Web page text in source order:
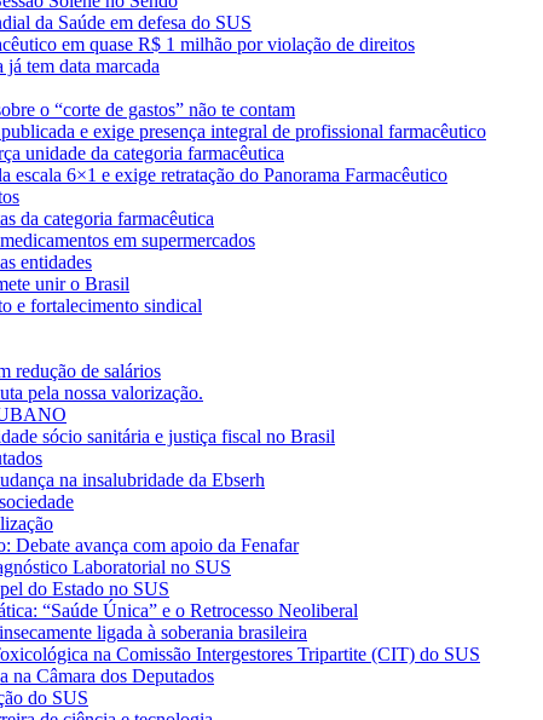
da Saúde em defesa do SUS
em quase R$ 1 milhão por violação de direitos
tem data marcada
o “corte de gastos” não te contam
e exige presença integral de profissional farmacêutico
unidade da categoria farmacêutica
escala 6×1 e exige retratação do Panorama Farmacêutico
da categoria farmacêutica
em supermercados
entidades
unir o Brasil
e fortalecimento sindical
redução de salários
pela nossa valorização.
sócio sanitária e justiça fiscal no Brasil
na insalubridade da Ebserh
Debate avança com apoio da Fenafar
Laboratorial no SUS
do Estado no SUS
“Saúde Única” e o Retrocesso Neoliberal
ligada à soberania brasileira
na Comissão Intergestores Tripartite (CIT) do SUS
na Câmara dos Deputados
do SUS